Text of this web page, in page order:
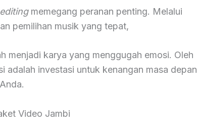
editingmemegang peranan penting. Melalui
pemilihan musik yang tepat,
menjadi karya yang menggugah emosi. Oleh
adalah investasi untuk kenangan masa depan
Anda.
Video Jambi